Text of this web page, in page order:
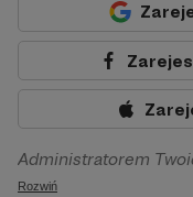
Administratorem
sp. z o.o. z siedziba w
Rozwiń